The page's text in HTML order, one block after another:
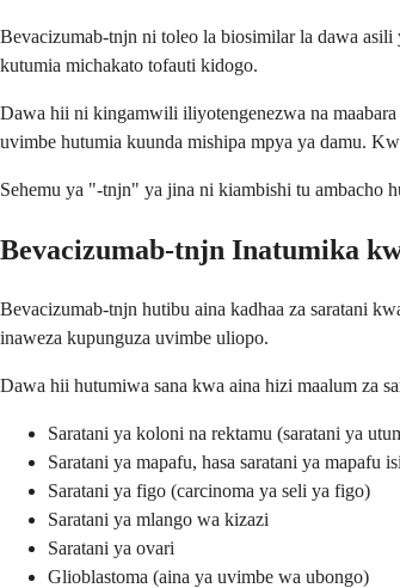
Bevacizumab-tnjn ni toleo la biosimilar la dawa asili
kutumia michakato tofauti kidogo.
Dawa hii ni kingamwili iliyotengenezwa na
uvimbe hutumia kuunda mishipa mpya ya damu.
Sehemu ya "-tnjn" ya jina ni kiambishi tu ambacho
Bevacizumab-tnjn Inatumika
Bevacizumab-tnjn hutibu aina kadhaa za saratani
inaweza kupunguza uvimbe uliopo.
Dawa hii hutumiwa sana kwa aina hizi maalum za
Saratani ya koloni na rektamu (saratani ya
Saratani ya mapafu, hasa saratani ya mapafu
Saratani ya figo (carcinoma ya seli ya figo)
Saratani ya mlango wa kizazi
Saratani ya ovari
Glioblastoma (aina ya uvimbe wa ubongo)